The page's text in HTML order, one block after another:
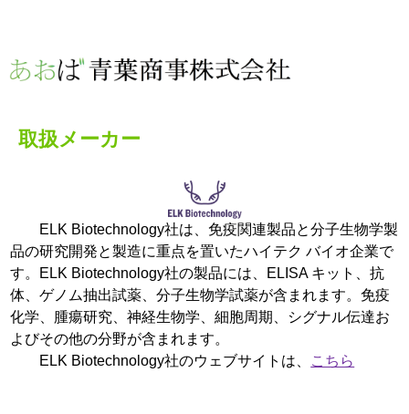
取扱メーカー
ELK Biotechnology社は、免疫関連製品と分子生物学製
品の研究開発と製造に重点を置いたハイテク バイオ企業で
す。ELK Biotechnology社の製品には、ELISA キット、抗
体、ゲノム抽出試薬、分子生物学試薬が含まれます。免疫
化学、腫瘍研究、神経生物学、細胞周期、シグナル伝達お
よびその他の分野が含まれます。
ELK Biotechnology社のウェブサイトは
こちら